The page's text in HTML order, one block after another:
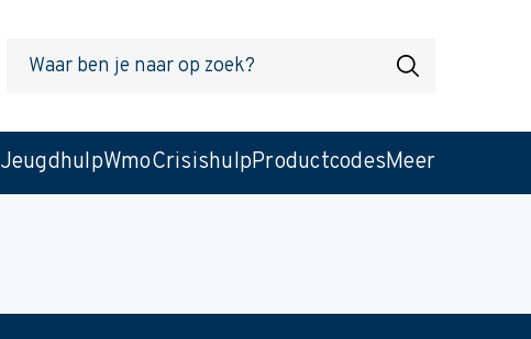
naar
op
Zoek
JeugdhulpWmoCrisishulpProductcodesMeer